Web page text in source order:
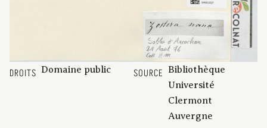
DROITS Domaine public SOURCE
Bibliothèque
Université
Clermont
Auvergne